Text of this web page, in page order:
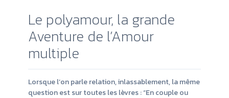
Le polyamour, la grande
Aventure de l’Amour
multiple
Lorsque l’on parle relation, inlassablement, la même
question est sur toutes les lèvres : “En couple ou